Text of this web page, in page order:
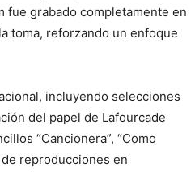
fue grabado completamente en
toma, reforzando un enfoque
incluyendo selecciones
del papel de Lafourcade
“Cancionera”, “Como
de reproducciones en